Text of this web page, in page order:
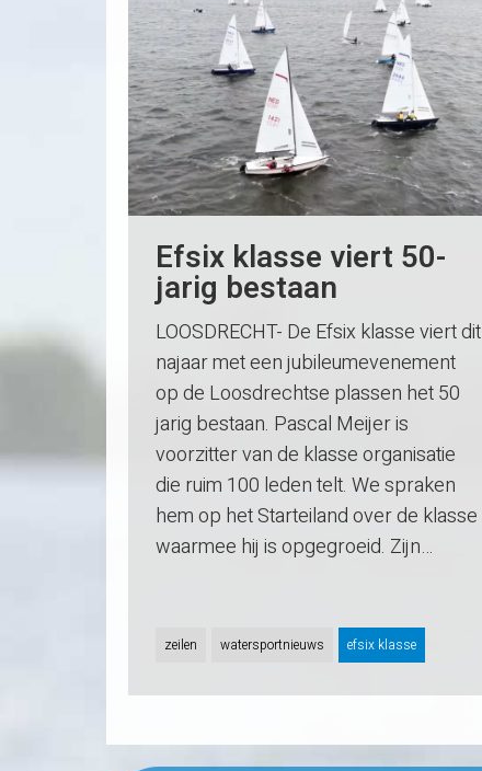
Efsix klasse viert 50-
jarig bestaan
LOOSDRECHT- De Efsix klasse viert dit
najaar met een jubileumevenement
op de Loosdrechtse plassen het 50
jarig bestaan. Pascal Meijer is
voorzitter van de klasse organisatie
die ruim 100 leden telt. We spraken
hem op het Starteiland over de klasse
waarmee hij is opgegroeid. Zijn…
zeilen watersportnieuws efsix klasse